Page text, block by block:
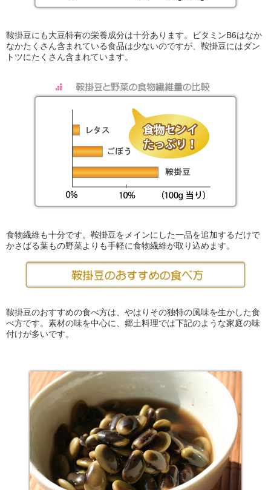
鞍掛豆にも大豆特有の栄養成分は十分あります。ビタミンB6はなか
なかたくさん含まれている食品は少ないのですが、鞍掛豆にはダン
トツにたくさん含まれています。
食物繊維も十分です。鞍掛豆をメインにした一品を追加するだけで
かさばる葉もの野菜よりも手軽に食物繊維が取り込めます。
鞍掛豆のおすすめの食べ方は、やはりその独特の風味を生かした食
べ方です。素材の味を中心に、郷土料理では下記のような家庭の味
付けが多いです。